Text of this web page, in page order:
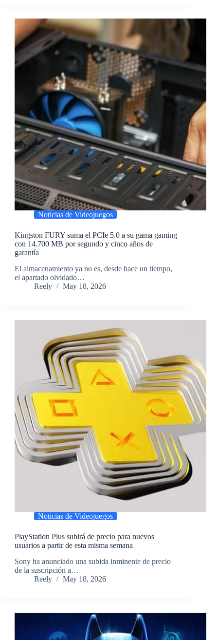
Noticias de Videojuegos
Kingston FURY suma el PCIe 5.0 a su gama gaming
con 14.700 MB por segundo y cinco años de
garantía
​El almacenamiento ya no es, desde hace un tiempo,
el apartado olvidado…
Reely
May 18, 2026
Noticias de Videojuegos
PlayStation Plus subirá de precio para nuevos
usuarios a partir de esta misma semana
​Sony ha anunciado una subida inminente de precio
de la suscripción a…
Reely
May 18, 2026